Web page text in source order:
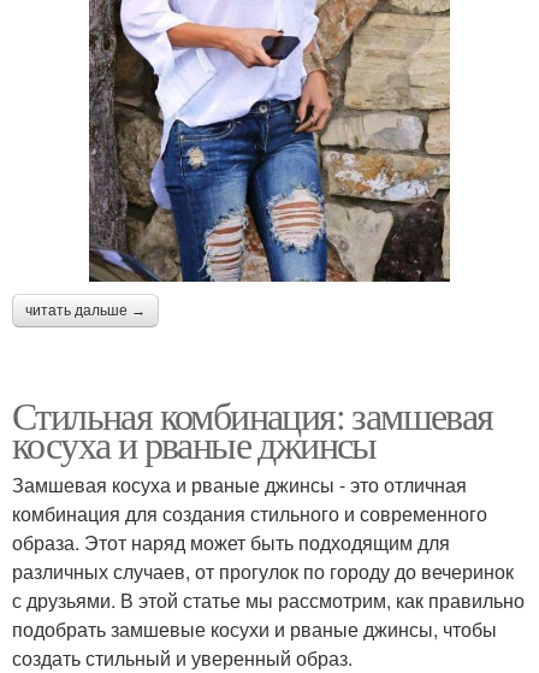
читать дальше →
Стильная комбинация: замшевая
косуха и рваные джинсы
Замшевая косуха и рваные джинсы - это отличная
комбинация для создания стильного и современного
образа. Этот наряд может быть подходящим для
различных случаев, от прогулок по городу до вечеринок
с друзьями. В этой статье мы рассмотрим, как правильно
подобрать замшевые косухи и рваные джинсы, чтобы
создать стильный и уверенный образ.